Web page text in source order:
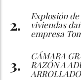
Explosión
viviendas
empresa
CÁMARA
RAZÓN A